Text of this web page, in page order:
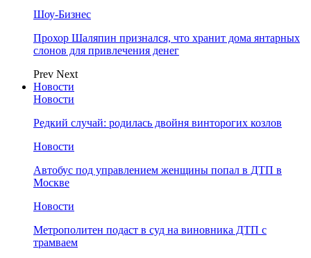
Шоу-Бизнес
Прохор Шаляпин признался, что хранит дома янтарных
слонов для привлечения денег
Prev Next
Новости
Новости
Редкий случай: родилась двойня винторогих козлов
Новости
Автобус под управлением женщины попал в ДТП в
Москве
Новости
Метрополитен подаст в суд на виновника ДТП с
трамваем